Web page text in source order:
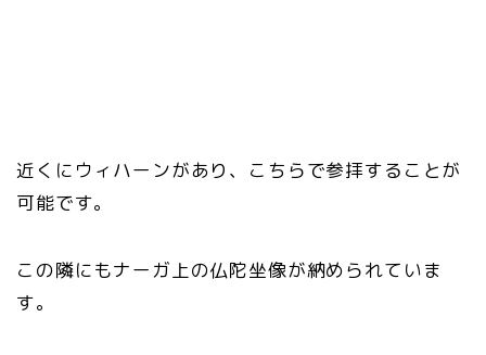
近くにウィハーンがあり、こちらで参拝することが
可能です。
この隣にもナーガ上の仏陀坐像が納められていま
す。